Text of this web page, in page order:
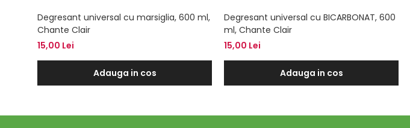
Degresant universal cu marsiglia, 600 ml,
Chante Clair
15,00 Lei
Adauga in cos
Degresant universal cu BICARBONAT, 600
ml, Chante Clair
15,00 Lei
Adauga in cos